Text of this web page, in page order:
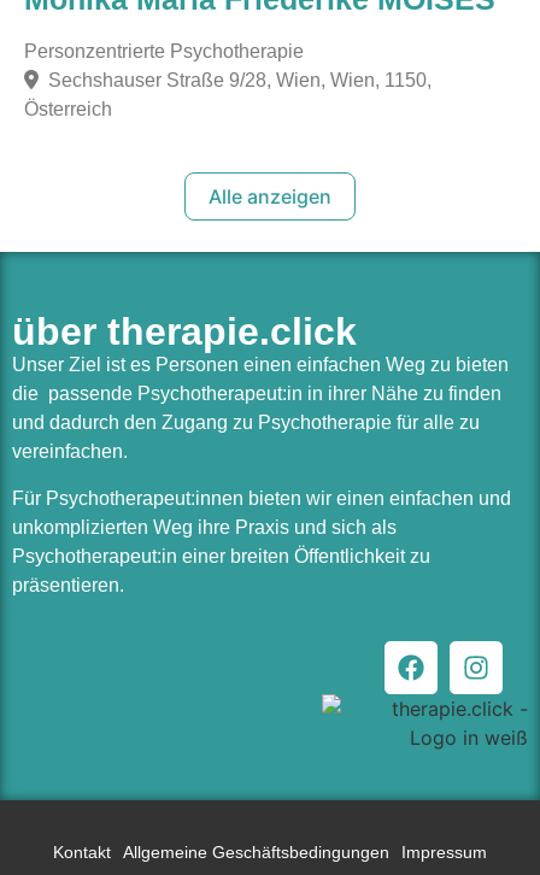
Personzentrierte Psychotherapie
Sechshauser Straße 9/28, Wien, Wien, 1150,
Österreich
Alle anzeigen
über therapie.click
Unser Ziel ist es Personen einen einfachen Weg zu bieten
die passende Psychotherapeut:in in ihrer Nähe zu finden
und dadurch den Zugang zu Psychotherapie für alle zu
vereinfachen.
Für Psychotherapeut:innen bieten wir einen einfachen und
unkomplizierten Weg ihre Praxis und sich als
Psychotherapeut:in einer breiten Öffentlichkeit zu
präsentieren.
Kontakt Allgemeine Geschäftsbedingungen Impressum